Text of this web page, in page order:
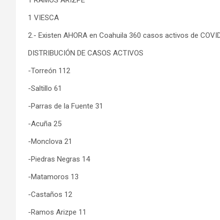
1 VIESCA
2.- Existen AHORA en Coahuila 360 casos activos de
DISTRIBUCIÓN DE CASOS ACTIVOS
-Torreón 112
-Saltillo 61
-Parras de la Fuente 31
-Acuña 25
-Monclova 21
-Piedras Negras 14
-Matamoros 13
-Castaños 12
-Ramos Arizpe 11